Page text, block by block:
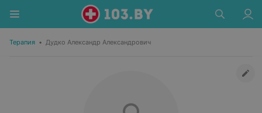
Терапия • Дудко Александр Александрович